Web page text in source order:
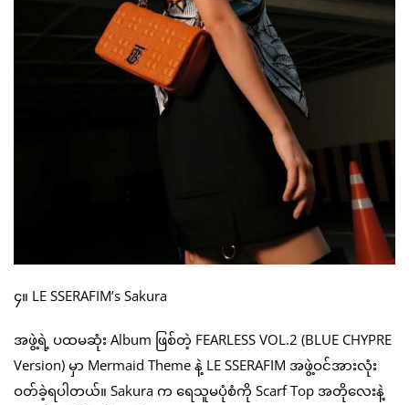
၄။ LE SSERAFIM’s Sakura
အဖွဲ့ရဲ့ ပထမဆုံး Album ဖြစ်တဲ့ FEARLESS VOL.2 (BLUE CHYPRE
Version) မှာ Mermaid Theme နဲ့ LE SSERAFIM အဖွဲ့ဝင်အားလုံး
ဝတ်ခဲ့ရပါတယ်။ Sakura က ရေသူမပုံစံကို Scarf Top အတိုလေးနဲ့